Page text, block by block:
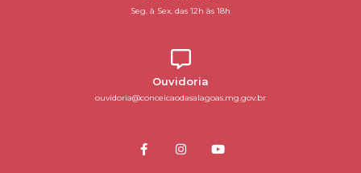
Seg. à Sex. das 12h às 18h
Ouvidoria
ouvidoria@conceicaodasalagoas.mg.gov.br